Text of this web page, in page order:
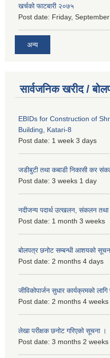
खर्चको फाटबारी २०७५
Post date: Friday,
अन्य
सार्वजनिक खरीद /
EBIDs for Construction of
Building, Katari-8
Post date: 1 week 3 days
जडीबुटी तथा कबाडी निकासी कर
Post date: 3 weeks 1 day
नदीजन्य पदार्थ उत्खलन, संकलन तथा
Post date: 1 month 3 weeks
बोलपत्र छनोट सम्बन्धी आशयको
Post date: 2 months 4 days
जीविकोपार्जन सुधार कार्यक्रमको
Post date: 2 months 4 weeks
लेखा परीक्षक छनोट गरिएको सूचना ।
Post date: 3 months 2 weeks